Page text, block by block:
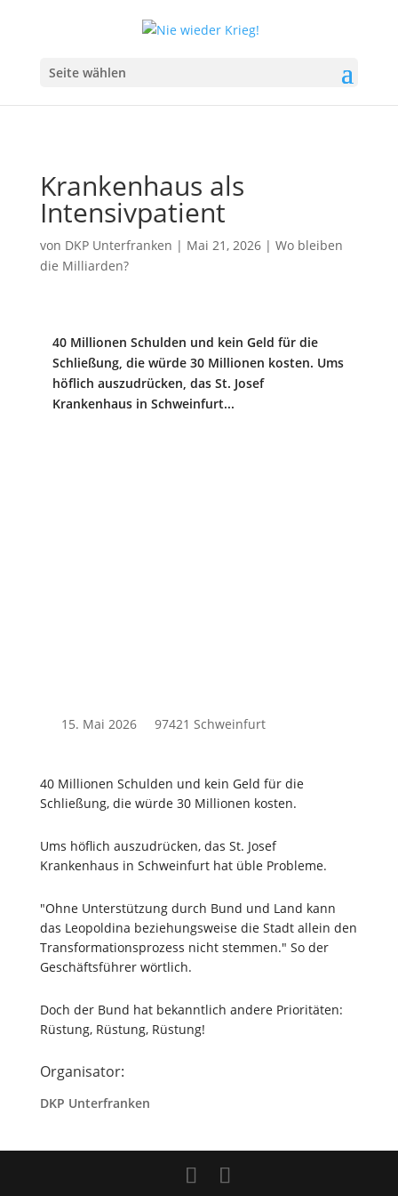
Seite wählen
Krankenhaus als
Intensivpatient
von DKP Unterfranken | Mai 21, 2026| Wo bleiben
die Milliarden?
40 Millionen Schulden und kein Geld für die
Schließung, die würde 30 Millionen kosten. Ums
höflich auszudrücken, das St. Josef
Krankenhaus in Schweinfurt...
15. Mai 2026 97421 Schweinfurt
40 Millionen Schulden und kein Geld für die
Schließung, die würde 30 Millionen kosten.
Ums höflich auszudrücken, das St. Josef
Krankenhaus in Schweinfurt hat üble Probleme.
"Ohne Unterstützung durch Bund und Land kann
das Leopoldina beziehungsweise die Stadt allein den
Transformationsprozess nicht stemmen." So der
Geschäftsführer wörtlich.
Doch der Bund hat bekanntlich andere Prioritäten:
Rüstung, Rüstung, Rüstung!
Organisator:
DKP Unterfranken